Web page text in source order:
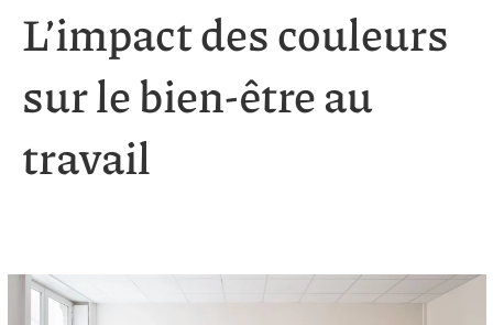
L’impact des couleurs
sur le bien-être au
travail